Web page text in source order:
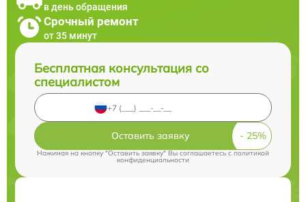
в день обращения
Срочный ремонт
от 35 минут
Бесплатная консультация со
специалистом
Оставить заявку
Нажимая на кнопку "Оставить заявку" Вы соглашаетесь cполитикой
конфиденциальности